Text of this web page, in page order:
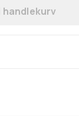
Legg vidaXL
handlekurv